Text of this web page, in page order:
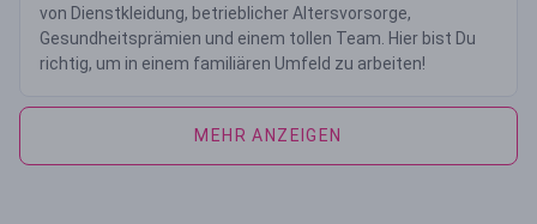
von Dienstkleidung, betrieblicher Altersvorsorge,
Gesundheitsprämien und einem tollen Team. Hier bist Du
richtig, um in einem familiären Umfeld zu arbeiten!
MEHR ANZEIGEN